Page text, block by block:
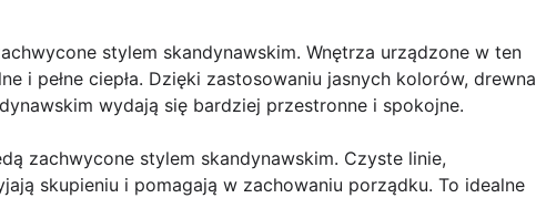
stylem skandynawskim. Wnętrza urządzone w ten
i pełne ciepła. Dzięki zastosowaniu jasnych kolorów, drewna
wydają się bardziej przestronne i spokojne.
zachwycone stylem skandynawskim. Czyste linie,
skupieniu i pomagają w zachowaniu porządku. To idealne